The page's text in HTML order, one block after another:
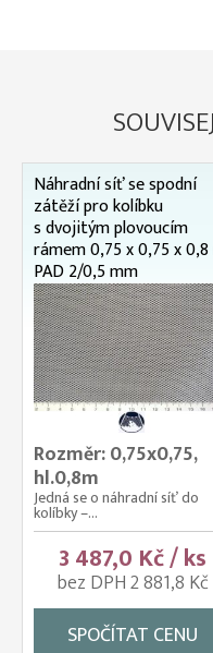
Náhradní síť se spodní
zátěží pro kolíbku
s dvojitým plovoucím
rámem 0,75 x 0,75 x
PAD 2/0,5 mm
Rozměr: 0,75x0,75,
hl.0,8m
Jedná se o náhradní síť do
kolíbky –...
3 487,0 Kč / ks
bez DPH 2 881,8 Kč
SPOČÍTAT CENU